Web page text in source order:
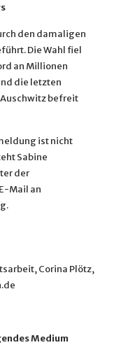
den damaligen
Die Wahl fiel
an Millionen
die letzten
befreit
ist nicht
Sabine
der
Mail an
Corina Plötz,
Medium